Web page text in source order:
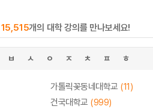
15,515개의 대학 강의를 만나보세요!
ㅂ ㅅ ㅇ ㅈ ㅊ ㅍ ㅎ
가톨릭꽃동네대학교 (11)
건국대학교 (999)